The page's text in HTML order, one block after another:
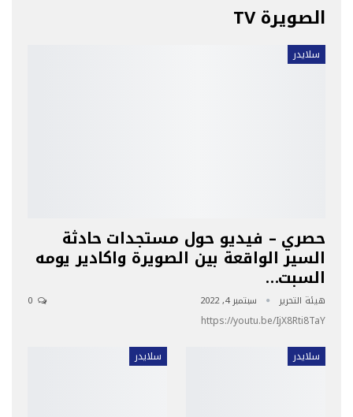
الصويرة TV
سلايدر
حصري – فيديو حول مستجدات حادثة
السير الواقعة بين الصويرة واكادير يومه
السبت…
هيئة التحرير سبتمبر 4, 2022
https://youtu.be/IjX8Rti8TaY
سلايدر سلايدر